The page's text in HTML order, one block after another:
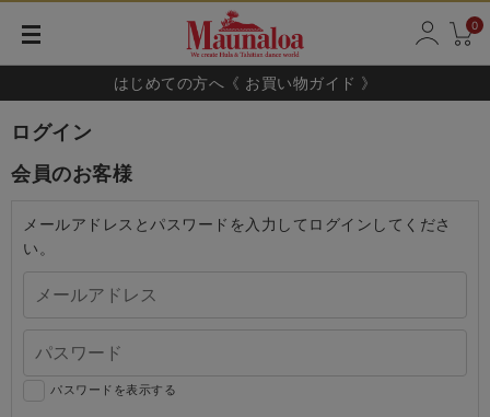
0
はじめての方へ《 お買い物ガイド 》
ログイン
会員のお客様
メールアドレスとパスワードを入力してログインしてくださ
い。
パスワードを表示する